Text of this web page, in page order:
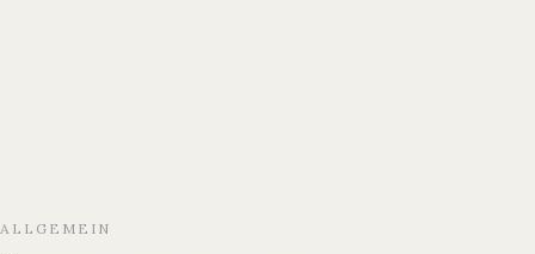
ALLGEMEIN